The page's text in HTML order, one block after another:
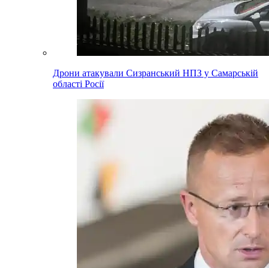
Дрони атакували Сизранський НПЗ у Самарській
області Росії